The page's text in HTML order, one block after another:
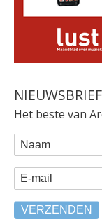
NIEUWSBRIEF
Het beste van
WEBFORM
Naam
E-mail